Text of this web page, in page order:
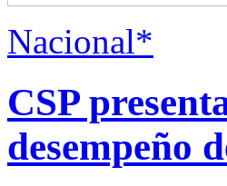
Nacional*
CSP
desempeño